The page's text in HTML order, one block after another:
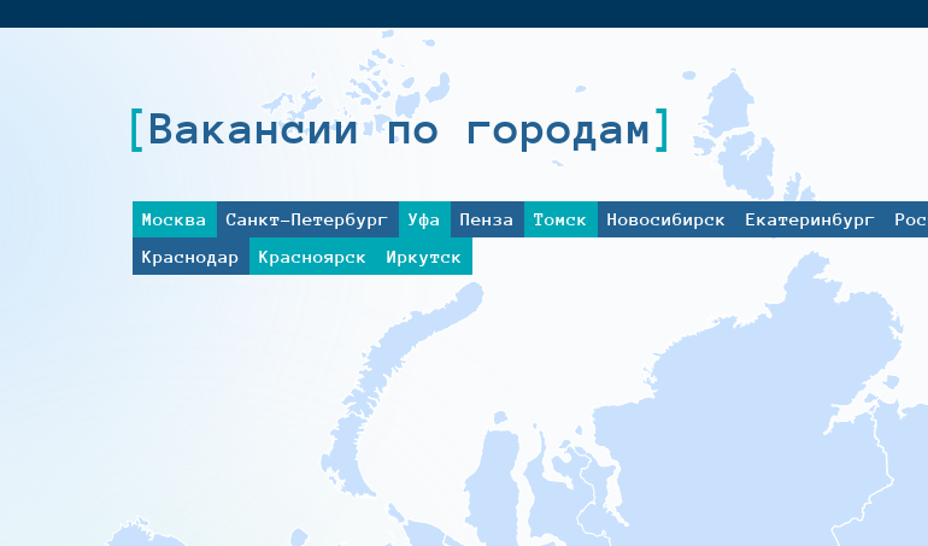
Вакансии по городам
Москва Санкт-Петербург Уфа Пенза Томск Новосибирск Екатеринбург
Краснодар
Красноярск Иркутск